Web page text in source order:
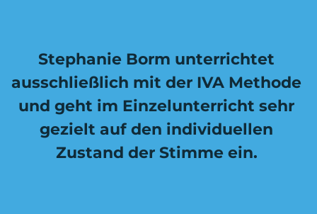
Stephanie Borm unterrichtet
ausschließlich mit der IVA Methode
und geht im Einzelunterricht sehr
gezielt auf den individuellen
Zustand der Stimme ein.